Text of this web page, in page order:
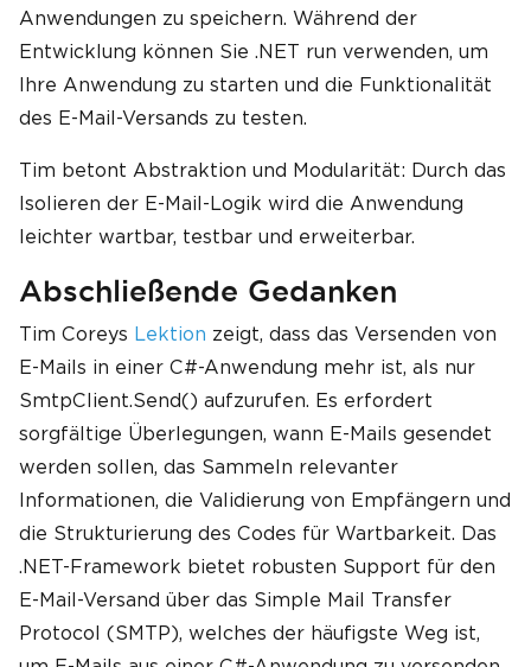
Anwendungen zu speichern. Während der
Entwicklung können Sie .NET run verwenden, um
Ihre Anwendung zu starten und die Funktionalität
des E-Mail-Versands zu testen.
Tim betont Abstraktion und Modularität: Durch das
Isolieren der E-Mail-Logik wird die Anwendung
leichter wartbar, testbar und erweiterbar.
Abschließende Gedanken
Tim Coreys Lektion zeigt, dass das Versenden von
E-Mails in einer C#-Anwendung mehr ist, als nur
SmtpClient.Send() aufzurufen. Es erfordert
sorgfältige Überlegungen, wann E-Mails gesendet
werden sollen, das Sammeln relevanter
Informationen, die Validierung von Empfängern und
die Strukturierung des Codes für Wartbarkeit. Das
.NET-Framework bietet robusten Support für den
E-Mail-Versand über das Simple Mail Transfer
Protocol (SMTP), welches der häufigste Weg ist,